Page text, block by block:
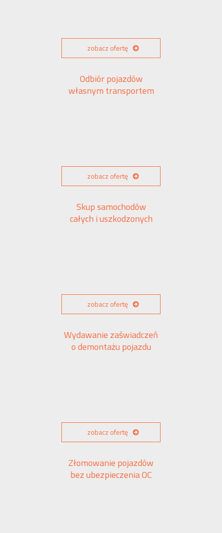
zobacz ofertę
Odbiór pojazdów
własnym transportem
zobacz ofertę
Skup samochodów
całych i uszkodzonych
zobacz ofertę
Wydawanie zaświadczeń
o demontażu pojazdu
zobacz ofertę
Złomowanie pojazdów
bez ubezpieczenia OC